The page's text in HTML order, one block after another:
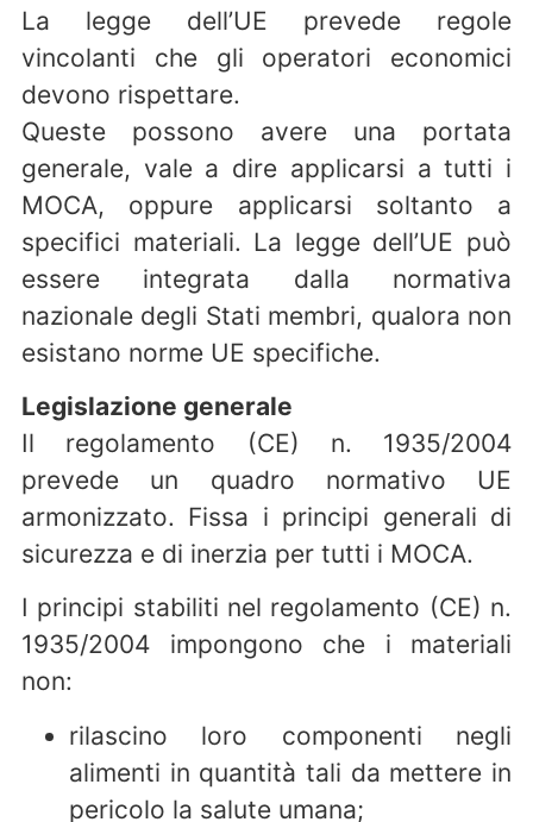
La legge dell’UE prevede regole
vincolanti che gli operatori economici
devono rispettare.
Queste possono avere una portata
generale, vale a dire applicarsi a tutti i
MOCA, oppure applicarsi soltanto a
specifici materiali. La legge dell’UE può
essere integrata dalla normativa
nazionale degli Stati membri, qualora non
esistano norme UE specifiche.
Legislazione generale
Il regolamento (CE) n. 1935/2004
prevede un quadro normativo UE
armonizzato. Fissa i principi generali di
sicurezza e di inerzia per tutti i MOCA.
I principi stabiliti nel regolamento (CE) n.
1935/2004 impongono che i materiali
non:
rilascino loro componenti negli
alimenti in quantità tali da mettere in
pericolo la salute umana;